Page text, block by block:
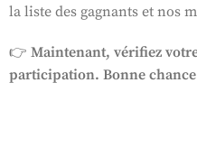
la liste des gagnants et nos
👉 Maintenant, vérifiez
participation. Bonne